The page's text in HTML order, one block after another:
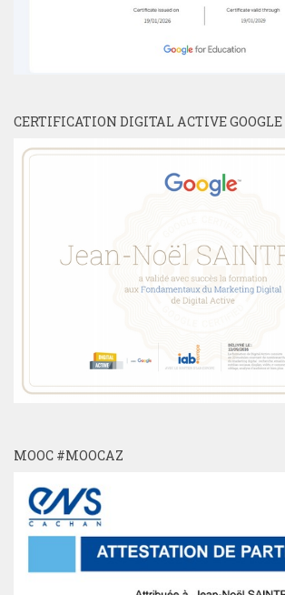
CERTIFICATION DIGITAL ACTIVE GOOGLE
MOOC #MOOCAZ